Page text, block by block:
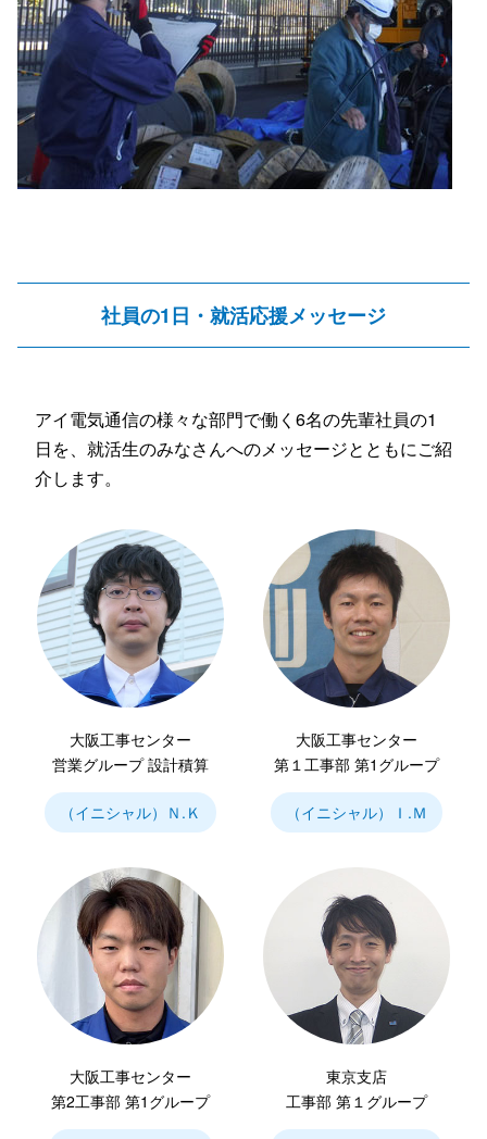
社員の1日・就活応援メッセージ
アイ電気通信の様々な部門で働く6名の先輩社員の1
日を、就活生のみなさんへのメッセージとともにご紹
介します。
大阪工事センター
営業グループ 設計積算
（イニシャル）Ｎ.Ｋ
大阪工事センター
第１工事部 第1グループ
（イニシャル）Ｉ.Ｍ
大阪工事センター
第2工事部 第1グループ
東京支店
工事部 第１グループ